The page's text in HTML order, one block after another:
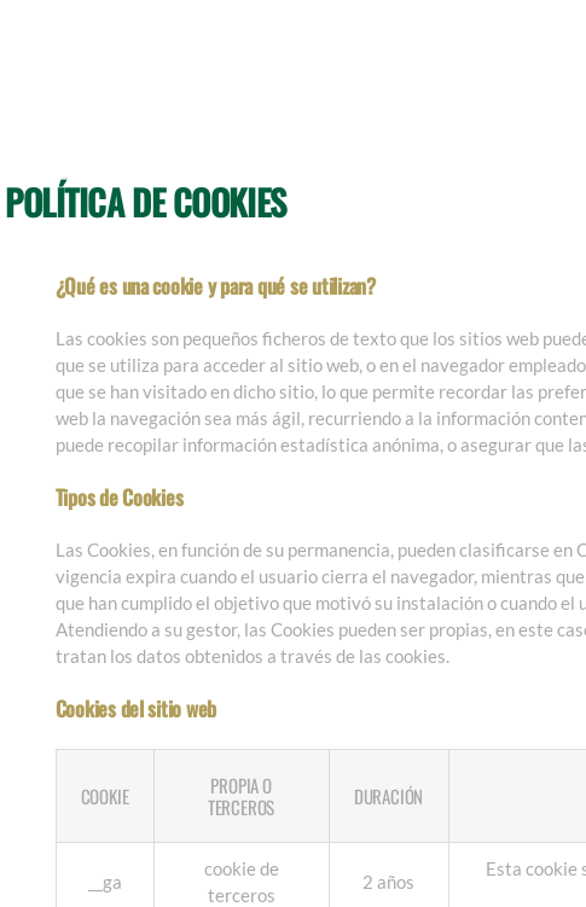
POLÍTICA DE COOKIES
¿Qué es una cookie y para qué se utilizan?
Las cookies son pequeños ficheros de texto que los sitios web
que se utiliza para acceder al sitio web, o en el navegador
que se han visitado en dicho sitio, lo que permite recordar las
web la navegación sea más ágil, recurriendo a la información
puede recopilar información estadística anónima, o asegurar que
Tipos de Cookies
Las Cookies, en función de su permanencia, pueden clasificarse
vigencia expira cuando el usuario cierra el navegador, mientras
que han cumplido el objetivo que motivó su instalación o cuando el
Atendiendo a su gestor, las Cookies pueden ser propias, en este
tratan los datos obtenidos a través de las cookies.
Cookies del sitio web
COOKIE
PROPIA O
TERCEROS
DURACIÓN
__ga
cookie de
terceros
2 años
Esta cookie